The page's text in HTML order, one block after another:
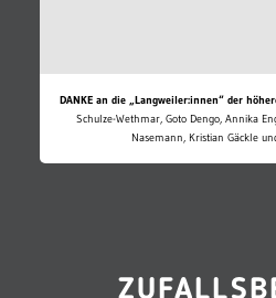
DANKE an die „Langweiler:innen“ der
Schulze-Wethmar, Goto Dengo, Annika
Nasemann, Kristian Gäckle